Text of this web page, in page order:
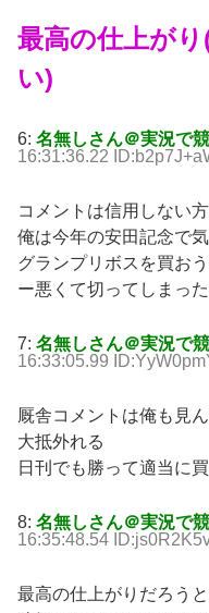
最高の仕上が
い)
6: 名無しさん＠実況で
16:31:36.22
コメントは信用しない方
俺は今年の安田記念で気
グランプリボスを買お
ー悪くて切ってしまった
7: 名無しさん＠実況で
16:33:05.99
厩舎コメントは俺も見
大抵外れる
日刊でも勝って適当に
8: 名無しさん＠実況で
16:35:48.54
最高の仕上がりだろう